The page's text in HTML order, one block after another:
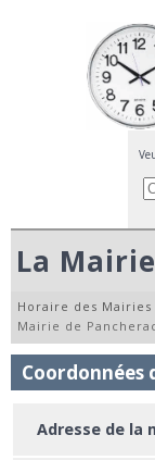
La
Horaire des Mairies
Mairie de
Coordonnées
Adresse de la